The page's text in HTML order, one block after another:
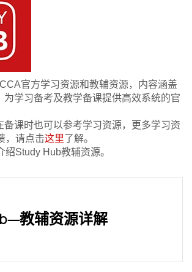
官方学习资源和教辅资源，内容涵盖
为学习备考及教学备课提供高效系统的官
备课时也可以参考学习资源，更多学习资
，请点击这里了解。
Study Hub教辅资源。
教辅资源详解